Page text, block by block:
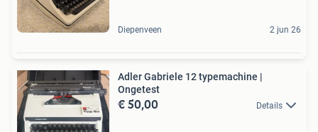
Diepenveen 2 jun 26
Adler Gabriele 12 typemachine |
Ongetest
€ 50,00 Details